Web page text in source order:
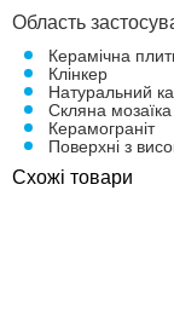
Область
Керамічна
Клінкер
Натуральний
Скляна мозаїка
Керамограніт
Поверхні з
Схожі товари